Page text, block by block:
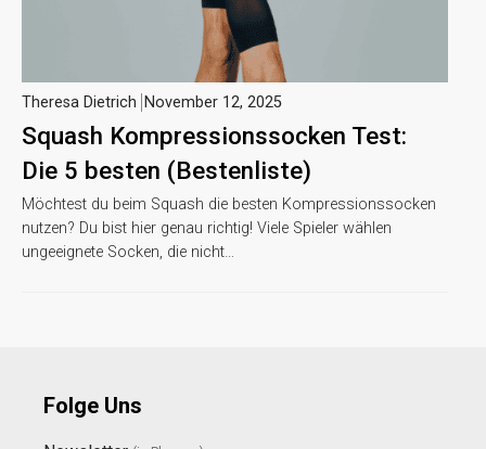
Squash Kompressionssocken Test:
Die 5 besten (Bestenliste)
Theresa Dietrich November 12, 2025
Möchtest du beim Squash die besten Kompressionssocken
nutzen? Du bist hier genau richtig! Viele Spieler wählen
ungeeignete Socken, die nicht…
Folge Uns